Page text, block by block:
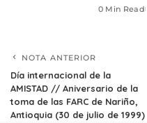
0 Min Read
NOTA ANTERIOR
Día internacional de la
AMISTAD // Aniversario de la
toma de las FARC de Nariño,
Antioquia (30 de julio de 1999)